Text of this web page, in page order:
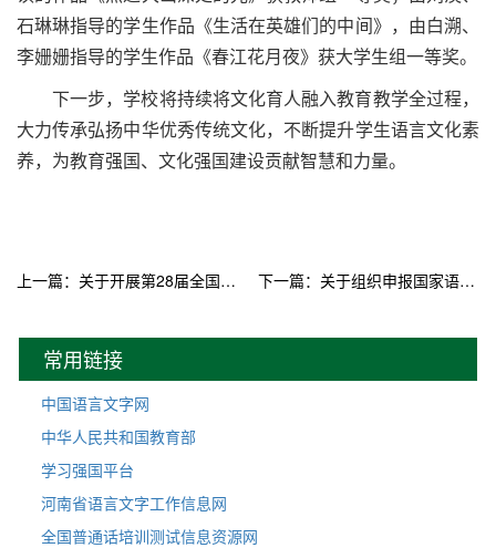
石琳琳指导的学生作品《生活在英雄们的中间》，由白溯、
李姗姗指导的学生作品《春江花月夜》获大学生组一等奖。
下一步，学校将持续将文化育人融入教育教学全过程，
大力传承弘扬中华优秀传统文化，不断提升学生语言文化素
养，为教育强国、文化强国建设贡献智慧和力量。
上一篇：关于开展第28届全国推广普通话宣传周活动的通知 下一篇：关于组织申报国家语委“十四五”科研规划2025年选题指南项目的通知
常用链接
中国语言文字网
中华人民共和国教育部
学习强国平台
河南省语言文字工作信息网
全国普通话培训测试信息资源网